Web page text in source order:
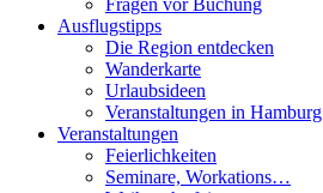
Fragen vor Buchung
Ausflugstipps
Die Region entdecken
Wanderkarte
Urlaubsideen
Veranstaltungen in Hamburg
Veranstaltungen
Feierlichkeiten
Seminare, Workations…